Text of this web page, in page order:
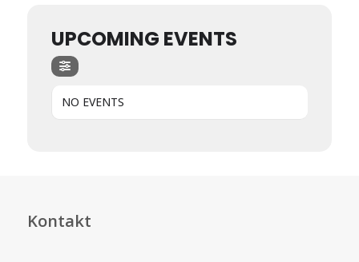
UPCOMING EVENTS
NO EVENTS
Kontakt